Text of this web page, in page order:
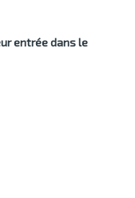
entrée dans le